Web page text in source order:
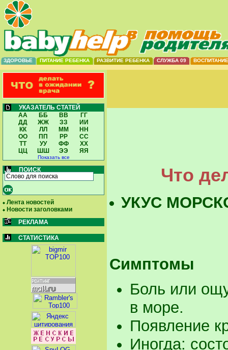
ЗДОРОВЬЕ ПИТАНИЕ РЕБЕНКА РАЗВИТИЕ РЕБЕНКА СЛУЖБА 09 ВОСПИТАНИЕ
УКАЗАТЕЛЬ СТАТЕЙ
АА
ББ ВВ
ГГ
ДД
ЖЖ ЗЗ
ИИ
КК
ЛЛ ММ
НН
ОО
ПП РР
СС
ТТ
УУ ФФ
ХХ
ЦЦ
ШШ ЭЭ ЯЯ
Показать все
ПОИСК
Лента новостей
Новости заголовками
РЕКЛАМА
СТАТИСТИКА
Что
УКУС
Симптомы
Боль или
в море.
Появление
Иногда: